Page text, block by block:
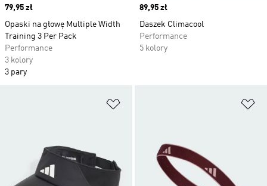
Price
79,95 zł
Opaski na głowę Multiple Width
Training 3 Per Pack
Performance
3 kolory
3 pary
Price
89,95 zł
Daszek Climacool
Performance
5 kolory